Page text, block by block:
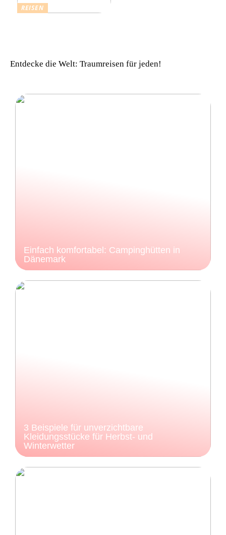
REISEN
Entdecke die Welt: Traumreisen für jeden!
Einfach komfortabel: Campinghütten in
Dänemark
3 Beispiele für unverzichtbare
Kleidungsstücke für Herbst- und
Winterwetter